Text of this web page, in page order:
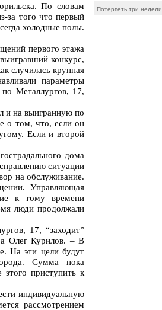
По словам
за того что первый
холодные полы.
первого этажа
конкурс,
случилась крупная
параметры
Металлургов, 17,
и на выигранную по
о том, что, если он
Если и второй
дома
ситуации
на обслуживание.
Управляющая
к тому времени
люди продолжали
17, “заходит”
Олег Курилов. – В
На эти цели будут
Сумма пока
приступить к
индивидуальную
рассмотрением
Потерпеть три недели